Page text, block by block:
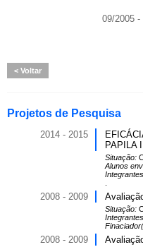
09/2005 -
Voltar
Projetos de Pesquisa
2014 - 2015
PAPILA
Situação:
Alunos
2008 - 2009
Situação:
2008 - 2009